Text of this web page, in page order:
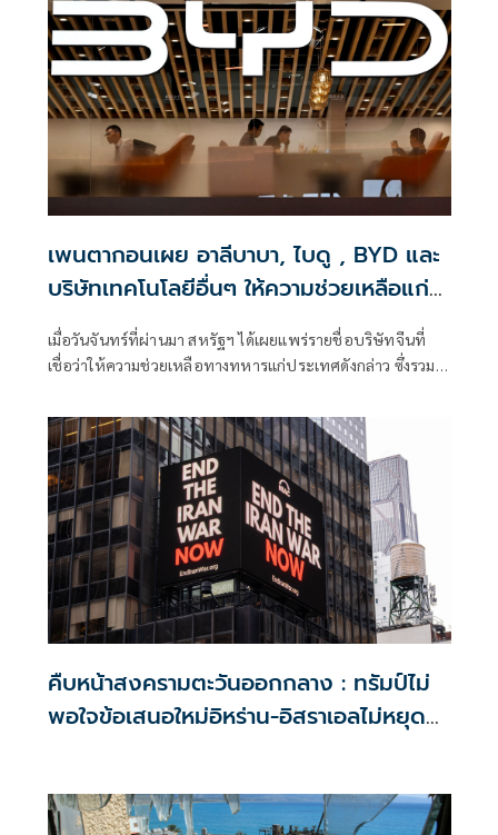
เพนตากอนเผย อาลีบาบา, ไบดู , BYD และ
บริษัทเทคโนโลยีอื่นๆ ให้ความช่วยเหลือแก่
กองทัพจีน
เมื่อวันจันทร์ที่ผ่านมา สหรัฐฯ ได้เผยแพร่รายชื่อบริษัทจีนที่
เชื่อว่าให้ความช่วยเหลือทางทหารแก่ประเทศดังกล่าว ซึ่งรวม
มือค้นหาอย่างไบดู และผู้ผลิตรถยนต์ไฟฟ้า BYD
คืบหน้าสงครามตะวันออกกลาง : ทรัมป์ไม่
พอใจข้อเสนอใหม่อิหร่าน-อิสราเอลไม่หยุด